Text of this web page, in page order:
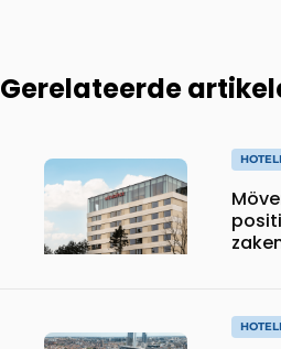
Gerelateerde